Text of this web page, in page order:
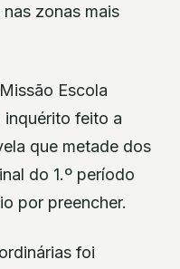
zonas mais
Escola
inquérito feito a
que metade dos
do 1.º período
por preencher.
foi